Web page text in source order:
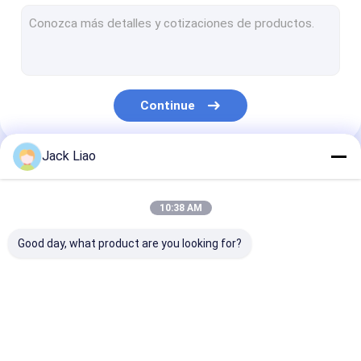
Núcleo do transformador que empilha a tabela
Aleta ondulada que forma a máquina
Continue
Nossas Categorias
Jack Liao
10:38 AM
Good day, what product are you looking for?